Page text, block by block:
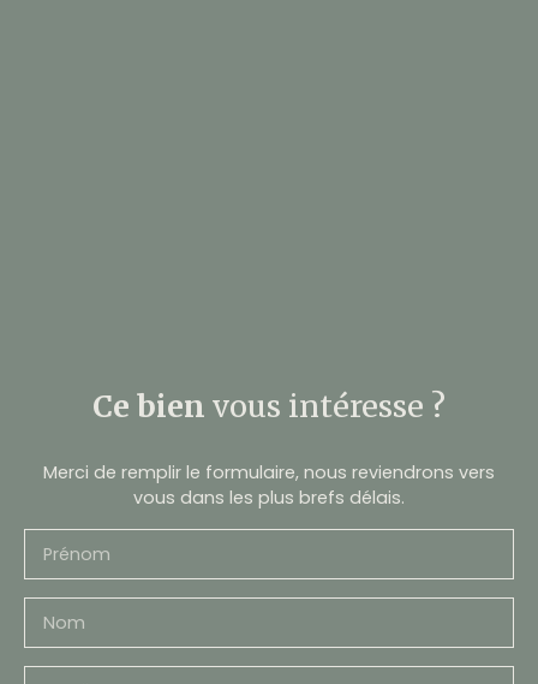
Ce bien vous intéresse ?
Merci de remplir le formulaire, nous reviendrons vers
vous dans les plus brefs délais.
Prénom
Nom